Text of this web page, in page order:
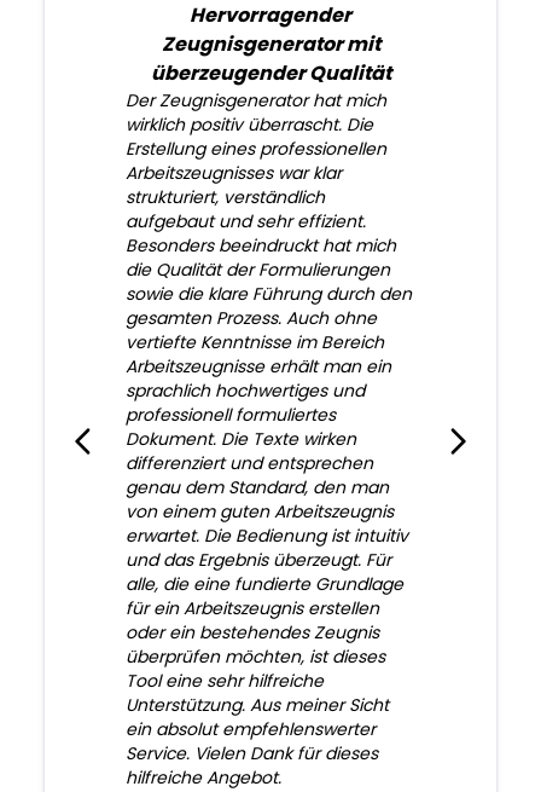
Hervorragender
Zeugnisgenerator mit
überzeugender Qualität
Der Zeugnisgenerator hat mich
wirklich positiv überrascht. Die
Erstellung eines professionellen
Arbeitszeugnisses war klar
strukturiert, verständlich
aufgebaut und sehr effizient.
Besonders beeindruckt hat mich
die Qualität der Formulierungen
sowie die klare Führung durch den
gesamten Prozess. Auch ohne
vertiefte Kenntnisse im Bereich
Arbeitszeugnisse erhält man ein
sprachlich hochwertiges und
professionell formuliertes
Dokument. Die Texte wirken
differenziert und entsprechen
genau dem Standard, den man
von einem guten Arbeitszeugnis
erwartet. Die Bedienung ist intuitiv
und das Ergebnis überzeugt. Für
alle, die eine fundierte Grundlage
für ein Arbeitszeugnis erstellen
oder ein bestehendes Zeugnis
überprüfen möchten, ist dieses
Tool eine sehr hilfreiche
Unterstützung. Aus meiner Sicht
ein absolut empfehlenswerter
Service. Vielen Dank für dieses
hilfreiche Angebot.